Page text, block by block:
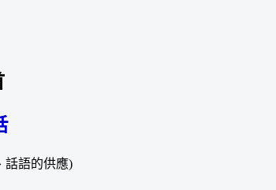
話語的供應)